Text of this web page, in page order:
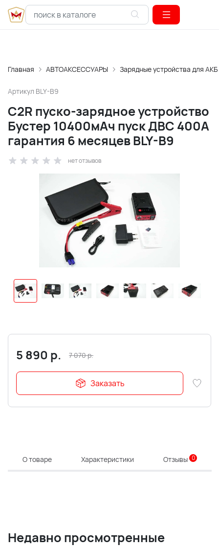
Главная АВТОАКСЕССУАРЫ Зарядные устройства для
Артикул BLY-B9
C2R пуско-зарядное устройство
Бустер 10400мАч пуск ДВС 400A
гарантия 6 месяцев BLY-B9
нет отзывов
5 890 р. 7 070р.
Заказать
О товаре Характеристики Отзывы 0
Недавно просмотренные